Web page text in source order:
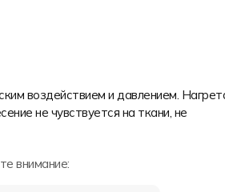
воздействием и давлением.
не чувствуется на ткани, не
внимание: